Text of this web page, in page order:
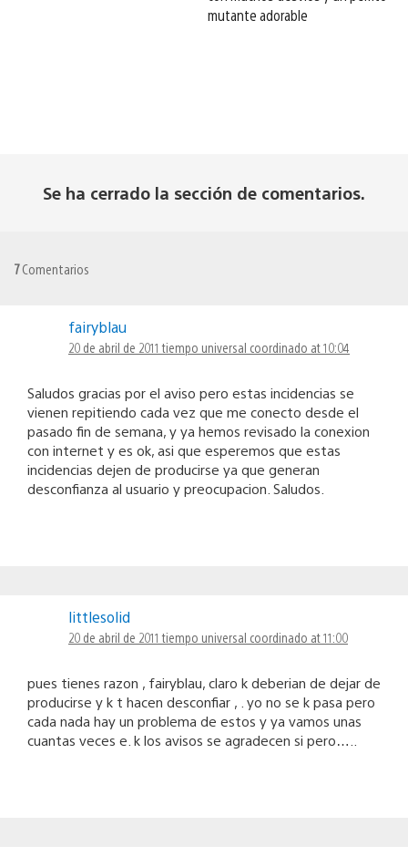
mutante adorable
Se ha cerrado la sección de comentarios.
7Comentarios
fairyblau
20 de abril de 2011 tiempo universal coordinado at 10:04
Saludos gracias por el aviso pero estas incidencias se
vienen repitiendo cada vez que me conecto desde el
pasado fin de semana, y ya hemos revisado la conexion
con internet y es ok, asi que esperemos que estas
incidencias dejen de producirse ya que generan
desconfianza al usuario y preocupacion. Saludos.
littlesolid
20 de abril de 2011 tiempo universal coordinado at 11:00
pues tienes razon , fairyblau, claro k deberian de dejar de
producirse y k t hacen desconfiar , . yo no se k pasa pero
cada nada hay un problema de estos y ya vamos unas
cuantas veces e. k los avisos se agradecen si pero…..